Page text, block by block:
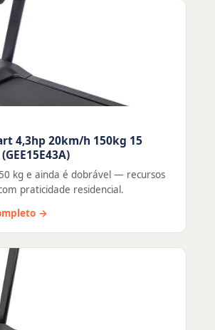
4,3hp 20km/h 150kg 15
kg e ainda é dobrável — recursos
praticidade residencial.
→